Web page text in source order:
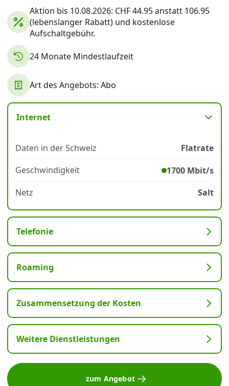
Über uns
Datenschutz
Aktion bis 10.08.2026: CHF 44.95 anstatt 106.95
(lebenslanger Rabatt) und kostenlose
Aufschaltgebühr.
24 Monate Mindestlaufzeit
Art des Angebots: Abo
Internet
Daten in der Schweiz
Flatrate
Geschwindigkeit
1700 Mbit/s
Netz
Salt
Telefonie
Roaming
Zusammensetzung der Kosten
Weitere Dienstleistungen
zum Angebot